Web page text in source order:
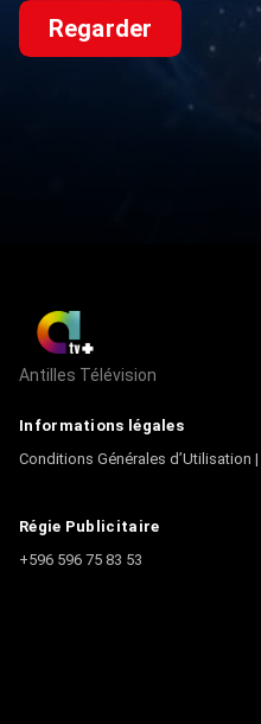
Regarder
Antilles Télévision
Informations légales
Conditions Générales d’Utilisation |
Régie Publicitaire
+596 596 75 83 53